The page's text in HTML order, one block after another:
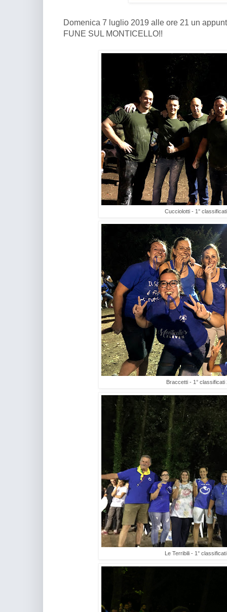
Domenica 7 luglio 2019 alle ore 21 un
FUNE SUL MONTICELLO!!
Cucciolotti - 1°
Braccetti - 1° classificati
Le Terribili - 1°